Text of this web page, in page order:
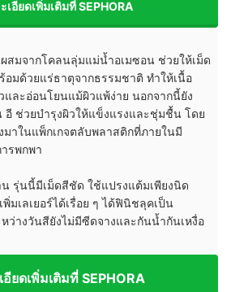
เอียดเพิ่มเติมที่ SEPHORA
สมจากโคลนลุ่มแม่น้ำอเมซอน ช่วยให้เม็ด
มด้วยแร่ธาตุจากธรรมชาติ ทำให้เนื้อ
ละอ่อนโยนแม้ผิวแพ้ง่าย นอกจากนี้ยัง
ช่วยบำรุงผิวให้แข็งแรงและชุ่มชื้น โดย
าในแพ็กเกจตลับพลาสติกที่ภายในมี
รพกพา
รุ่นนี้มีเม็ดสีชัด ใช้แปรงแต้มเพียงนิด
พิ่มเลเยอร์ได้เรื่อย ๆ ได้ฟินิชลุคเป็น
ว่างวันสียังไม่มีซีดจางและกันน้ำกันเหงื่อ
อียดเพิ่มเติมที่ SEPHORA